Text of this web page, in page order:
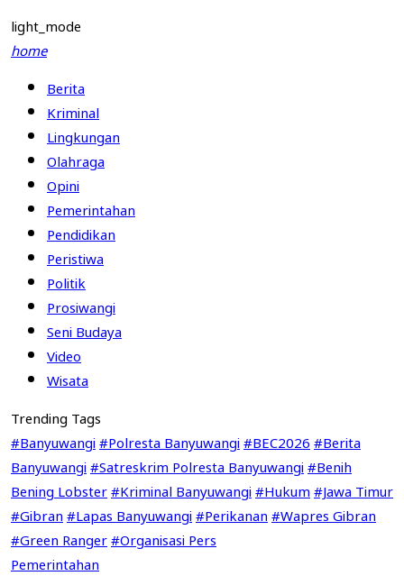
light_mode
home
Berita
Kriminal
Lingkungan
Olahraga
Opini
Pemerintahan
Pendidikan
Peristiwa
Politik
Prosiwangi
Seni Budaya
Video
Wisata
Trending Tags
#Banyuwangi#Polresta Banyuwangi#BEC2026#Berita
Banyuwangi#Satreskrim Polresta Banyuwangi#Benih
Bening Lobster#Kriminal Banyuwangi#Hukum#Jawa Timur
#Gibran#Lapas Banyuwangi#Perikanan#Wapres Gibran
#Green Ranger#Organisasi Pers
Pemerintahan